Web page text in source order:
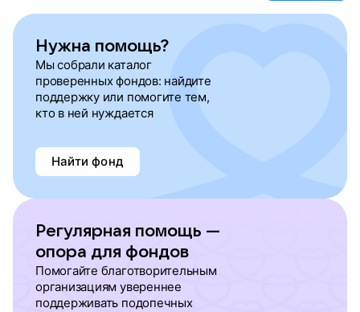
Нужна помощь?
Мы собрали каталог
проверенных фондов: найдите
поддержку или помогите тем,
кто в ней нуждается
Найти фонд
Регулярная помощь —
опора для фондов
Помогайте благотворительным
организациям увереннее
поддерживать подопечных